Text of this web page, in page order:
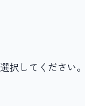
択してください